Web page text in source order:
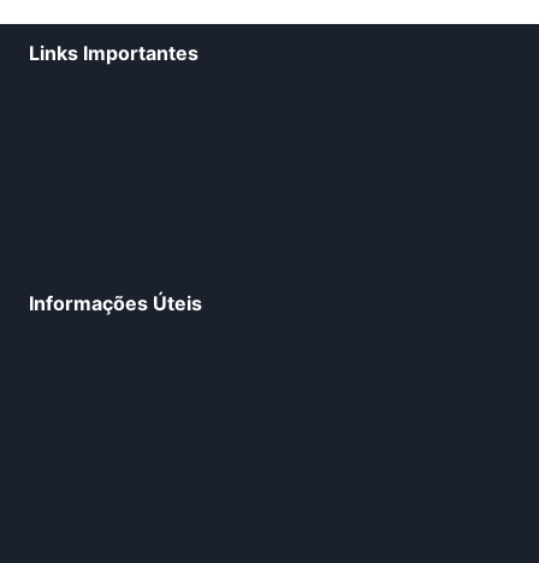
Post
Links Importantes
Informações Úteis